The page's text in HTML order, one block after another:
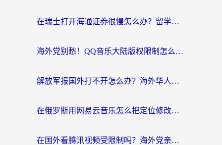
在瑞士打开海通证券很慢怎么办？留学生&海外华人的回国加速全攻略
海外党别愁！QQ音乐大陆版权限制怎么破？附咪咕视频、B站地区限制解除全攻略
解放军报国外打不开怎么办？海外华人必备回国加速指南，看奥运拳击、听酷狗音乐全搞定
在俄罗斯用网易云音乐怎么把定位修改到中国国内？海外党听歌自由的钥匙找到了
在国外看腾讯视频受限制吗？海外党亲测有效的回国加速器选择指南